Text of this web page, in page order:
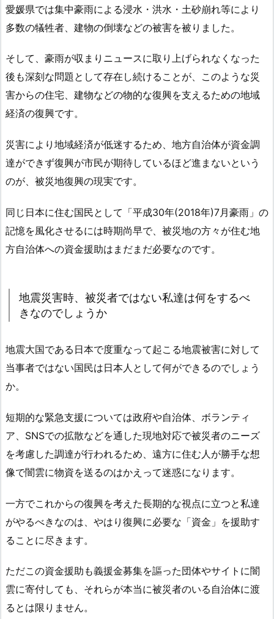
愛媛県では集中豪雨による浸水・洪水・土砂崩れ等により
多数の犠牲者、建物の倒壊などの被害を被りました。
そして、豪雨が収まりニュースに取り上げられなくなった
後も深刻な問題として存在し続けることが、このような災
害からの住宅、建物などの物的な復興を支えるための地域
経済の復興です。
災害により地域経済が低迷するため、地方自治体が資金調
達ができず復興が市民が期待しているほど進まないという
のが、被災地復興の現実です。
同じ日本に住む国民として「平成30年(2018年)7月豪雨」の
記憶を風化させるには時期尚早で、被災地の方々が住む地
方自治体への資金援助はまだまだ必要なのです。
地震災害時、被災者ではない私達は何をするべ
きなのでしょうか
地震大国である日本で度重なって起こる地震被害に対して
当事者ではない国民は日本人として何ができるのでしょう
か。
短期的な緊急支援については政府や自治体、ボランティ
ア、SNSでの拡散などを通した現地対応で被災者のニーズ
を考慮した調達が行われるため、遠方に住む人が勝手な想
像で闇雲に物資を送るのはかえって迷惑になります。
一方でこれからの復興を考えた長期的な視点に立つと私達
がやるべきなのは、やはり復興に必要な「資金」を援助す
ることに尽きます。
ただこの資金援助も義援金募集を謳った団体やサイトに闇
雲に寄付しても、それらが本当に被災者のいる自治体に渡
るとは限りません。